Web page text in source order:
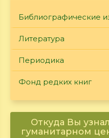
Библиографические
Литература
Периодика
Фонд редких книг
Откуда Вы
гуманитарном